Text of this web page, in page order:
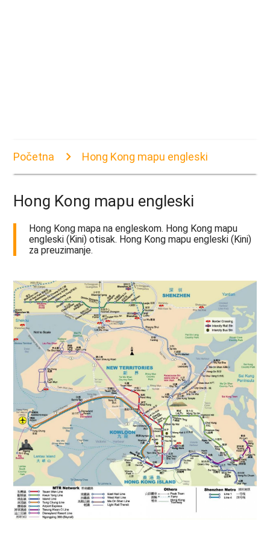
Početna Hong Kong mapu engleski
Hong Kong mapu engleski
Hong Kong mapa na engleskom. Hong Kong mapu
engleski (Kini) otisak. Hong Kong mapu engleski (Kini)
za preuzimanje.